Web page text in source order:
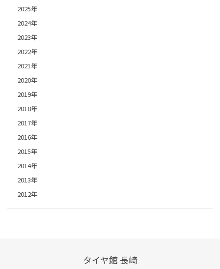
2025年
2024年
2023年
2022年
2021年
2020年
2019年
2018年
2017年
2016年
2015年
2014年
2013年
2012年
タイヤ館 長崎